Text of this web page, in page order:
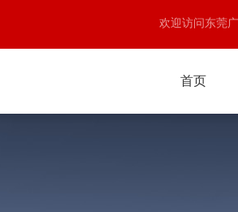
欢迎访问东莞
首页